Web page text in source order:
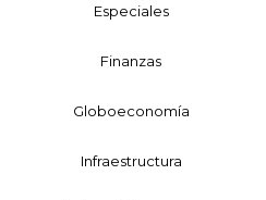
Especiales
Finanzas
Globoeconomía
Infraestructura